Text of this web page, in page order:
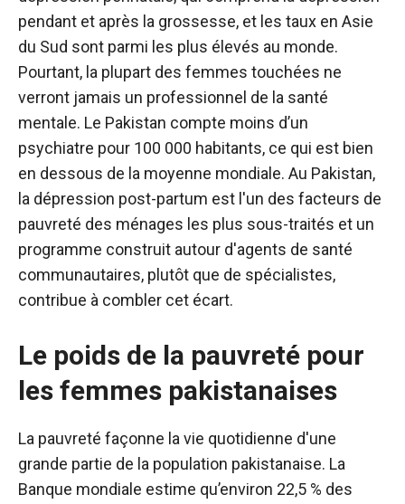
pendant et après la grossesse, et les taux en Asie
du Sud sont parmi les plus élevés au monde.
Pourtant, la plupart des femmes touchées ne
verront jamais un professionnel de la santé
mentale. Le Pakistan compte moins d’un
psychiatre pour 100 000 habitants, ce qui est bien
en dessous de la moyenne mondiale. Au Pakistan,
la dépression post-partum est l'un des facteurs de
pauvreté des ménages les plus sous-traités et un
programme construit autour d'agents de santé
communautaires, plutôt que de spécialistes,
contribue à combler cet écart.
Le poids de la pauvreté pour
les femmes pakistanaises
La pauvreté façonne la vie quotidienne d'une
grande partie de la population pakistanaise. La
Banque mondiale estime qu’environ 22,5 % des